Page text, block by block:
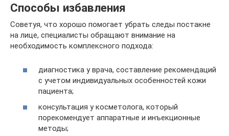
Способы избавления
Советуя, что хорошо помогает убрать следы постакне
на лице, специалисты обращают внимание на
необходимость комплексного подхода:
диагностика у врача, составление рекомендаций
с учетом индивидуальных особенностей кожи
пациента;
консультация у косметолога, который
порекомендует аппаратные и инъекционные
методы;